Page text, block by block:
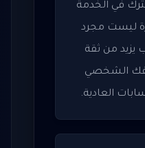
في الخدمة
ليست مجرد
يزيد من ثقة
الشخصي
العادية.